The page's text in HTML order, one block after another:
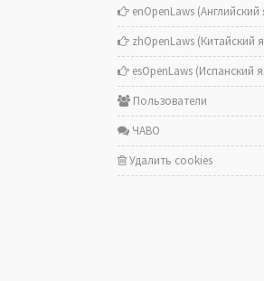
enOpenLaws (Английский
zhOpenLaws (Китайский
esOpenLaws (Испанский
Пользователи
ЧАВО
Удалить cookies